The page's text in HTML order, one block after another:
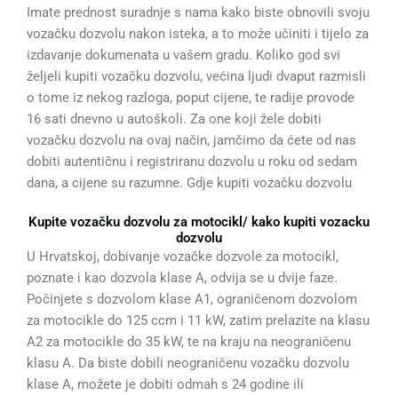
Imate prednost suradnje s nama kako biste obnovili svoju
vozačku dozvolu nakon isteka, a to može učiniti i tijelo za
izdavanje dokumenata u vašem gradu. Koliko god svi
željeli kupiti vozačku dozvolu, većina ljudi dvaput razmisli
o tome iz nekog razloga, poput cijene, te radije provode
16 sati dnevno u autoškoli. Za one koji žele dobiti
vozačku dozvolu na ovaj način, jamčimo da ćete od nas
dobiti autentičnu i registriranu dozvolu u roku od sedam
dana, a cijene su razumne. Gdje kupiti vozačku dozvolu
Kupite vozačku dozvolu za motocikl/ kako kupiti vozacku
dozvolu
U Hrvatskoj, dobivanje vozačke dozvole za motocikl,
poznate i kao dozvola klase A, odvija se u dvije faze.
Počinjete s dozvolom klase A1, ograničenom dozvolom
za motocikle do 125 ccm i 11 kW, zatim prelazite na klasu
A2 za motocikle do 35 kW, te na kraju na neograničenu
klasu A. Da biste dobili neograničenu vozačku dozvolu
klase A, možete je dobiti odmah s 24 godine ili